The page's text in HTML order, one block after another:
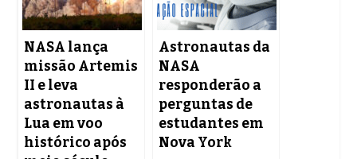
NASA lança
missão Artemis
II e leva
astronautas à
Lua em voo
histórico após
Astronautas da
NASA
responderão a
perguntas de
estudantes em
Nova York